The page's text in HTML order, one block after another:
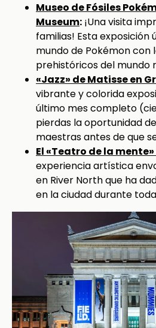
Museo de Fósiles
Museum: ¡Una visita
familias! Esta exposición
mundo de Pokémon con
prehistóricos del mundo
«Jazz» de Matisse en
vibrante y colorida
último mes completo
pierdas la oportunidad
maestras antes de que
El «Teatro de la
experiencia artística
en River North que ha
en la ciudad durante